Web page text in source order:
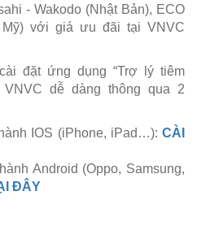
- Wakodo (Nhật Bản), ECO
Mỹ) với giá ưu đãi tại VNVC
đặt ứng dụng “Trợ lý tiêm
dễ dàng thông qua 2
IOS (iPhone, iPad…): CÀI
Android (Oppo, Samsung,
ĐÂY